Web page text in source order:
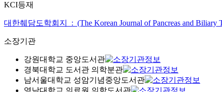
KCI등재
대한췌담도학회지 : (The Korean Journal of Pancreas and Biliary
소장기관
강원대학교 중앙도서관
경북대학교 도서관 의학분관
남서울대학교 성암기념중앙도서관
영남대학교 의료원 의학도서관